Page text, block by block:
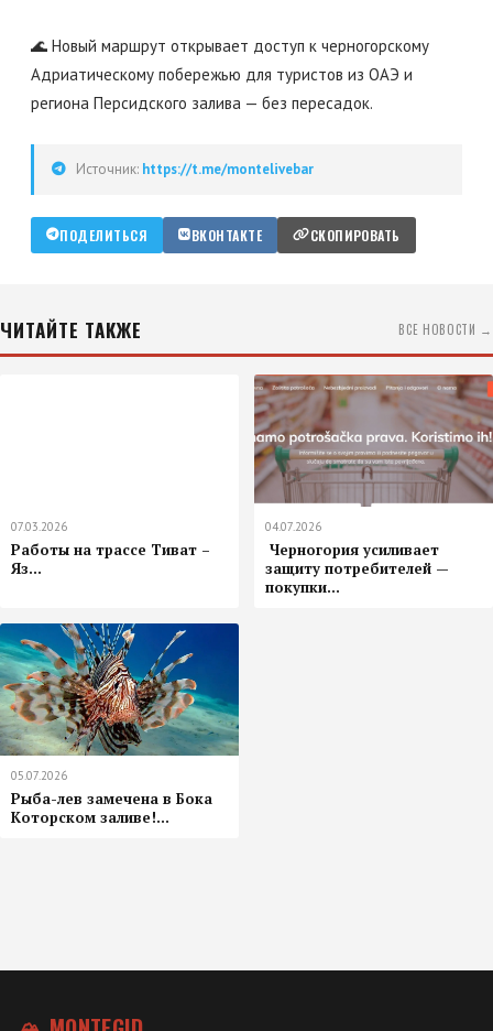
🌊 Новый маршрут открывает доступ к черногорскому
Адриатическому побережью для туристов из ОАЭ и
региона Персидского залива — без пересадок.
Источник: https://t.me/montelivebar
ПОДЕЛИТЬСЯ ВКОНТАКТЕ СКОПИРОВАТЬ
ЧИТАЙТЕ ТАКЖЕ ВСЕ НОВОСТИ →
07.03.2026
Работы на трассе Тиват –
Яз...
04.07.2026
️ Черногория усиливает
защиту потребителей —
покупки...
05.07.2026
Рыба-лев замечена в Бока
Которском заливе!...